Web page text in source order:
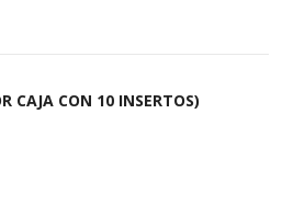
CAJA CON 10 INSERTOS)